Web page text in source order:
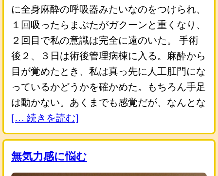
に全身麻酔の呼吸器みたいなのをつけられ、
１回吸ったらまぶたがガクーンと重くなり、
２回目で私の意識は完全に遠のいた。 手術
後２、３日は術後管理病棟に入る。麻酔から
目が覚めたとき、私は真っ先に人工肛門にな
っているかどうかを確かめた。もちろん手足
は動かない。あくまでも感覚だが、なんとな
[… 続きを読む]
無気力感に悩む